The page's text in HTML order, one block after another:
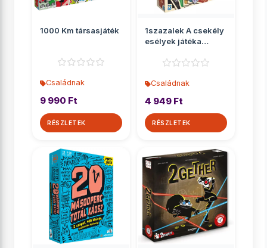
1000 Km társasjáték
Családnak
9 990 Ft
RÉSZLETEK
1szazalek A csekély
esélyek játéka
Családnak
4 949 Ft
RÉSZLETEK